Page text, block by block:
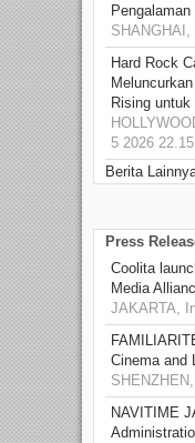
SHANGHAI,
Hard Rock
Rising
5 2026 22.15
Berita
Press
Coolita
Media
JAKARTA,
Cinema and
NAVITIME